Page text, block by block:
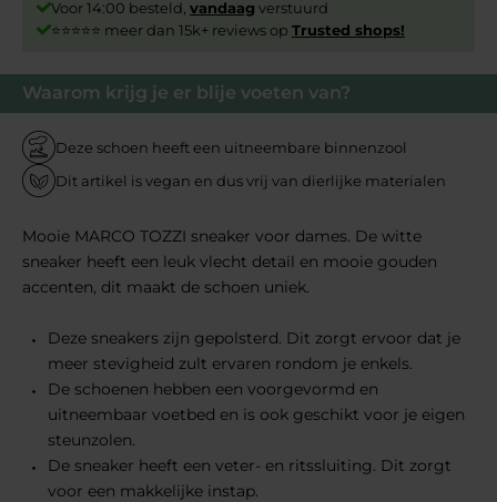
Waarom krijg je er blije voeten van?
Deze schoen heeft een uitneembare binnenzool
Dit artikel is vegan en dus vrij van dierlijke materialen
Mooie MARCO TOZZI sneaker voor dames. De witte
sneaker heeft een leuk vlecht detail en mooie gouden
accenten, dit maakt de schoen uniek.
Deze sneakers zijn gepolsterd. Dit zorgt ervoor dat je
meer stevigheid zult ervaren rondom je enkels.
De schoenen hebben een voorgevormd en
uitneembaar voetbed en is ook geschikt voor je eigen
steunzolen.
De sneaker heeft een veter- en ritssluiting. Dit zorgt
voor een makkelijke instap.
Voor 14:00 besteld, vandaag verstuurd
⭐⭐⭐⭐⭐ meer dan 15k+ reviews op Trusted shops!